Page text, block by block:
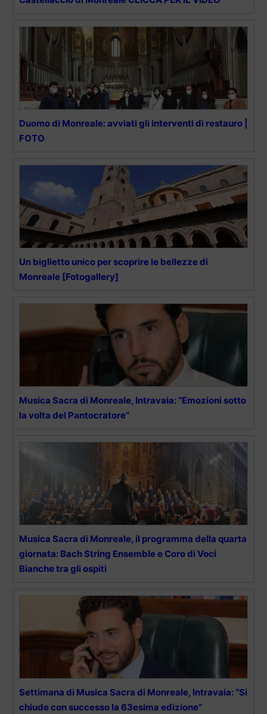
Duomo di Monreale: avviati gli interventi di restauro |
FOTO
Un biglietto unico per scoprire le bellezze di
Monreale [Fotogallery]
Musica Sacra di Monreale, Intravaia: “Emozioni sotto
la volta del Pantocratore”
Musica Sacra di Monreale, il programma della quarta
giornata: Bach String Ensemble e Coro di Voci
Bianche tra gli ospiti
Settimana di Musica Sacra di Monreale, Intravaia: “Si
chiude con successo la 63esima edizione”